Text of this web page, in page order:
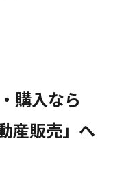
購入なら
産販売」へ